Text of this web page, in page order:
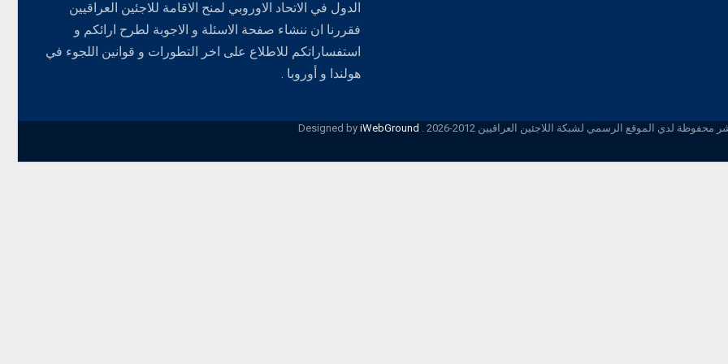
الدول في الاتحاد الاوروبي لمنح الاقامة للاجئين العراقيين
فقررنا ان ننشاء صفحة الاسئلة و الاجوبة لطرح ارائكم و
استفساراتكم للاطلاع على اخر التطورات و قوانين اللجوء في
هولندا و أوروبا .
لدي الموقع الرسمي لشبكة اللاجئين العراقيين 2012-2026 . Designed by iWebGround